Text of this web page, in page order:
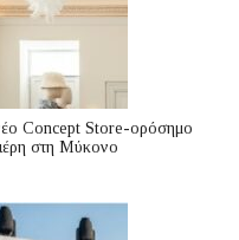
Concept Store-ορόσημο
στη Μύκονο